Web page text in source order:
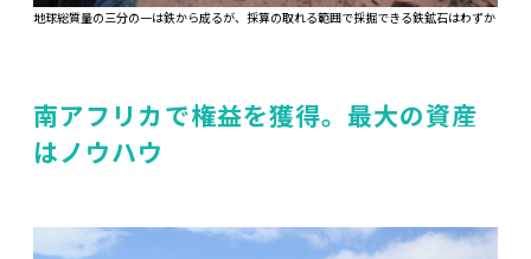
地球総質量の三分の一は鉄から成るが、採算の取れる範囲で採掘できる鉄鉱石はわずか
南アフリカで権益を獲得。最大の資産
はノウハウ